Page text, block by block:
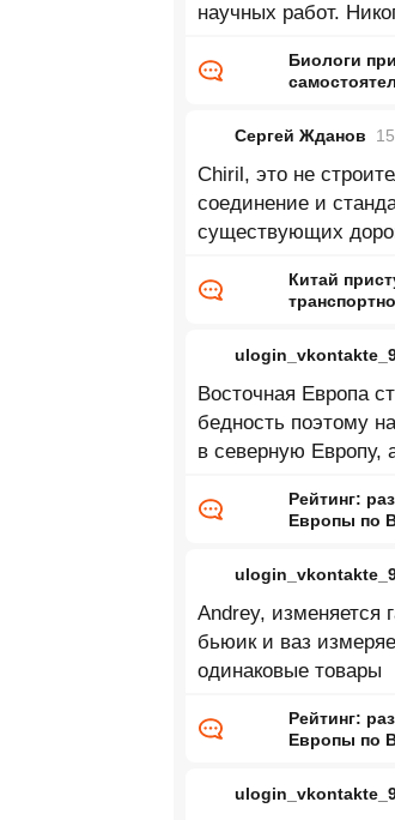
научных работ.
Биологи
Сергей Жданов
Chiril, это не
соединение и
существующих
Китай
Восточная Европа
бедность поэтому
в северную Европу,
Рейтинг:
Европы по
Andrey, изменяется
бьюик и ваз
одинаковые товары
Рейтинг:
Европы по